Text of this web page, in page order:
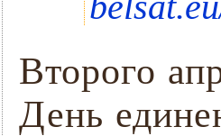
Второго
День